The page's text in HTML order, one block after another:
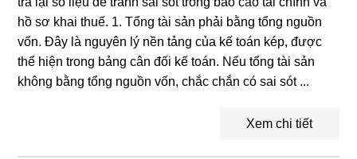
hồ sơ khai thuế. 1. Tổng tài sản phải bằng tổng nguồn
vốn. Đây là nguyên lý nền tảng của kế toán kép, được
thể hiện trong bảng cân đối kế toán. Nếu tổng tài sản
không bằng tổng nguồn vốn, chắc chắn có sai sót ...
Xem chi tiết